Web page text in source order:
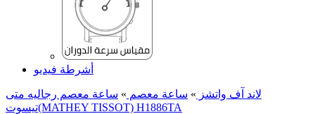
أشرطة فيديو
لاند آف واتشز » ساعة معصم » ساعة معصم رجالیه متی
تیسوت(MATHEY TISSOT) H1886TA